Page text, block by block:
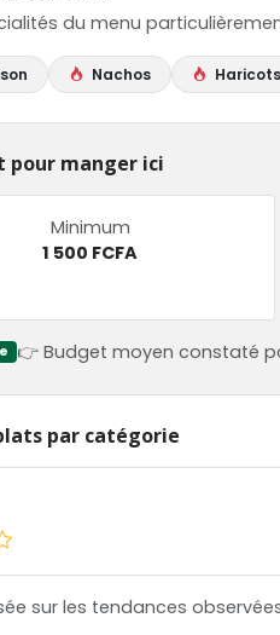
du menu
Nachos
pour manger ici
Minimum
1 500 FCFA
👉 Budget moyen constaté
par catégorie
sur les tendances